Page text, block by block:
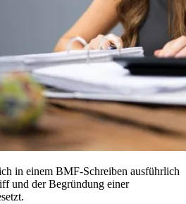
in einem BMF-Schreiben ausführlich
und der Begründung einer